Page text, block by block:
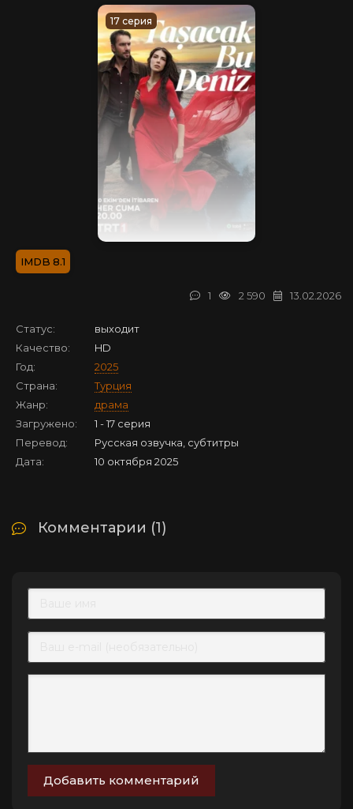
17 серия
8.1
Статус:
выходит
Качество:
HD
Год:
2025
Страна:
Турция
Жанр:
драма
Загружено:
1 - 17 серия
Перевод:
Русская озвучка, субтитры
Дата:
10 октября 2025
13.02.2026
2 590
1
Комментарии (1)
Добавить комментарий